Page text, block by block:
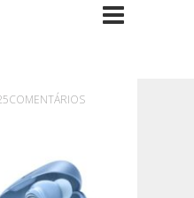
COMENTÁRIOS